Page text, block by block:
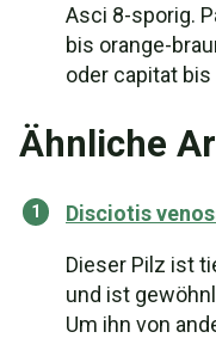
Asci 8-sporig.
bis orange-
oder capitat
Ähnliche
Disciotis
Dieser Pilz ist
und ist
Um ihn von